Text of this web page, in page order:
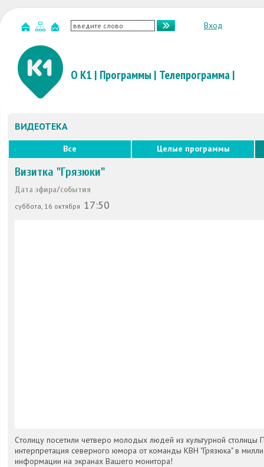
Вход
О К1 | Программы | Телепрограмма|
ВИДЕОТЕКА
Все Целые программы
Визитка "Грязюки"
Дата эфира/события
суббота, 16 октября 17:50
Cтолицу посетили четверо молодых людей из культурной столицы
интерпретация северного юмора от команды КВН "Грязюка" в
информации на экранах Вашего монитора!